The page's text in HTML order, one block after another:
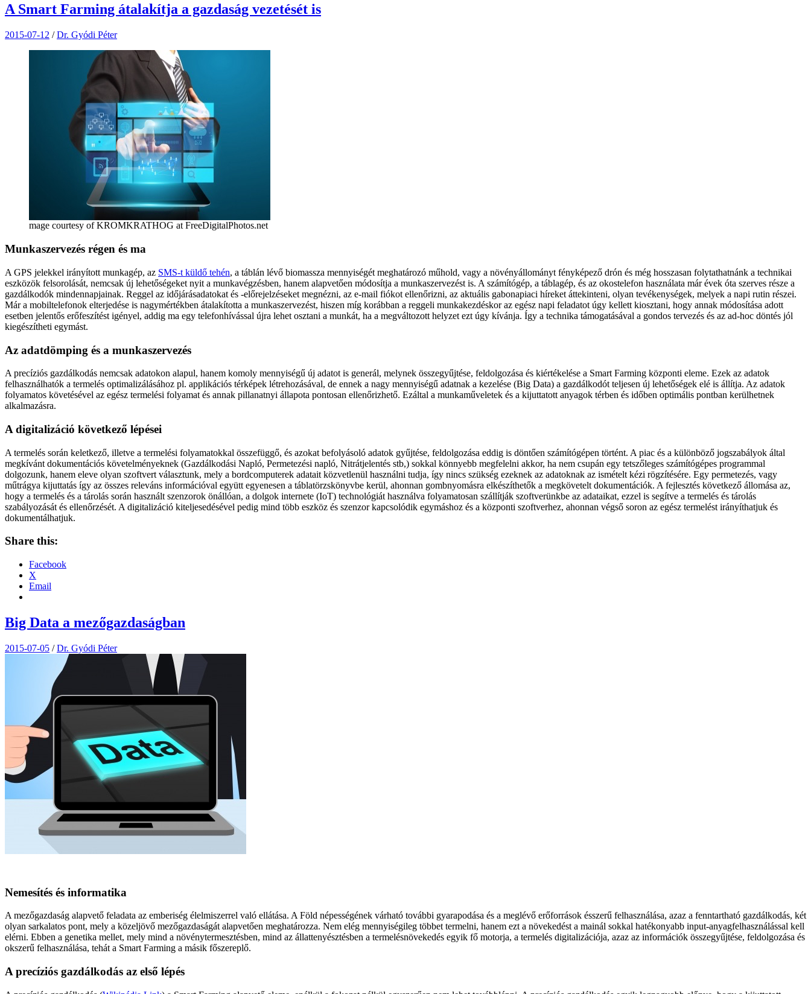
A Smart Farming átalakítja a gazdaság vezetését is
2015-07-12 /Dr. Gyódi Péter
mage courtesy of KROMKRATHOG at FreeDigitalPhotos.net
Munkaszervezés régen és ma
A GPS jelekkel irányított munkagép, az SMS-t küldő tehén, a táblán lévő biomassza mennyiségét meghatározó műhold, vagy a növényállományt fényképező drón és még hosszasan folytathatnánk a technikai
eszközök felsorolását, nemcsak új lehetőségeket nyit a munkavégzésben, hanem alapvetően módosítja a munkaszervezést is. A számítógép, a táblagép, és az okostelefon használata már évek óta szerves része a
gazdálkodók mindennapjainak. Reggel az időjárásadatokat és -előrejelzéseket megnézni, az e-mail fiókot ellenőrizni, az aktuális gabonapiaci híreket áttekinteni, olyan tevékenységek, melyek a napi rutin részei.
Már a mobiltelefonok elterjedése is nagymértékben átalakította a munkaszervezést, hiszen míg korábban a reggeli munkakezdéskor az egész napi feladatot úgy kellett kiosztani, hogy annak módosítása adott
esetben jelentős erőfeszítést igényel, addig ma egy telefonhívással újra lehet osztani a munkát, ha a megváltozott helyzet ezt úgy kívánja. Így a technika támogatásával a gondos tervezés és az ad-hoc döntés jól
kiegészítheti egymást.
Az adatdömping és a munkaszervezés
A precíziós gazdálkodás nemcsak adatokon alapul, hanem komoly mennyiségű új adatot is generál, melynek összegyűjtése, feldolgozása és kiértékelése a Smart Farming központi eleme. Ezek az adatok
felhasználhatók a termelés optimalizálásához pl. applikációs térképek létrehozásával, de ennek a nagy mennyiségű adatnak a kezelése (Big Data) a gazdálkodót teljesen új lehetőségek elé is állítja. Az adatok
folyamatos követésével az egész termelési folyamat és annak pillanatnyi állapota pontosan ellenőrizhető. Ezáltal a munkaműveletek és a kijuttatott anyagok térben és időben optimális pontban kerülhetnek
alkalmazásra.
A digitalizáció következő lépései
A termelés során keletkező, illetve a termelési folyamatokkal összefüggő, és azokat befolyásoló adatok gyűjtése, feldolgozása eddig is döntően számítógépen történt. A piac és a különböző jogszabályok által
megkívánt dokumentációs követelményeknek (Gazdálkodási Napló, Permetezési napló, Nitrátjelentés stb,) sokkal könnyebb megfelelni akkor, ha nem csupán egy tetszőleges számítógépes programmal
dolgozunk, hanem eleve olyan szoftvert választunk, mely a bordcomputerek adatait közvetlenül használni tudja, így nincs szükség ezeknek az adatoknak az ismételt kézi rögzítésére. Egy permetezés, vagy
műtrágya kijuttatás így az összes releváns információval együtt egyenesen a táblatörzskönyvbe kerül, ahonnan gombnyomásra elkészíthetők a megkövetelt dokumentációk. A fejlesztés következő állomása az,
hogy a termelés és a tárolás során használt szenzorok önállóan, a dolgok internete (IoT) technológiát használva folyamatosan szállítják szoftverünkbe az adataikat, ezzel is segítve a termelés és tárolás
szabályozását és ellenőrzését. A digitalizáció kiteljesedésével pedig mind több eszköz és szenzor kapcsolódik egymáshoz és a központi szoftverhez, ahonnan végső soron az egész termelést irányíthatjuk és
dokumentálhatjuk.
Share this:
Facebook
X
Email
Big Data a mezőgazdaságban
2015-07-05 /Dr. Gyódi Péter
Nemesítés és informatika
A mezőgazdaság alapvető feladata az emberiség élelmiszerrel való ellátása. A Föld népességének várható további gyarapodása és a meglévő erőforrások ésszerű felhasználása, azaz a fenntartható gazdálkodás, két
olyan sarkalatos pont, mely a közeljövő mezőgazdaságát alapvetően meghatározza. Nem elég mennyiségileg többet termelni, hanem ezt a növekedést a mainál sokkal hatékonyabb input-anyagfelhasználással kell
elérni. Ebben a genetika mellet, mely mind a növénytermesztésben, mind az állattenyésztésben a termelésnövekedés egyik fő motorja, a termelés digitalizációja, azaz az információk összegyűjtése, feldolgozása és
okszerű felhasználása, tehát a Smart Farming a másik főszereplő.
A precíziós gazdálkodás az első lépés